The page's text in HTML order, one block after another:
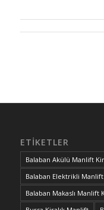
ETIKETLER
Balaban Akülü Manlift
Balaban Elektrikli
Balaban Makaslı Manlift